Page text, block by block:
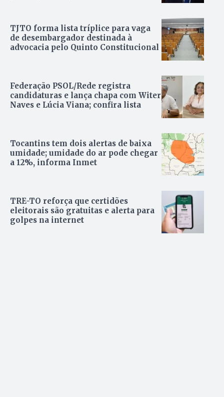
TJTO forma lista tríplice para vaga
de desembargador destinada à
advocacia pelo Quinto Constitucional
Federação PSOL/Rede registra
candidaturas e lança chapa com Witer
Naves e Lúcia Viana; confira lista
Tocantins tem dois alertas de baixa
umidade; umidade do ar pode chegar
a 12%, informa Inmet
TRE-TO reforça que certidões
eleitorais são gratuitas e alerta para
golpes na internet